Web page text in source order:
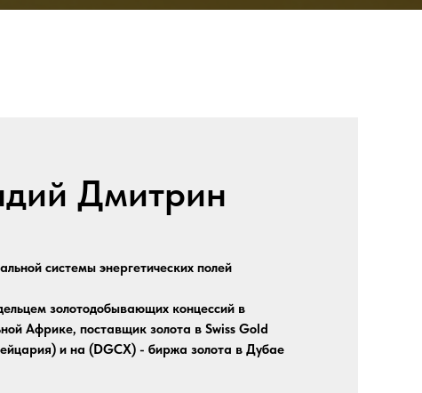
Дмитрин
системы энергетических полей
золотодобывающих концессий в
Африке, поставщик золота в Swiss Gold
и на (DGCX) - биржа золота в Дубае